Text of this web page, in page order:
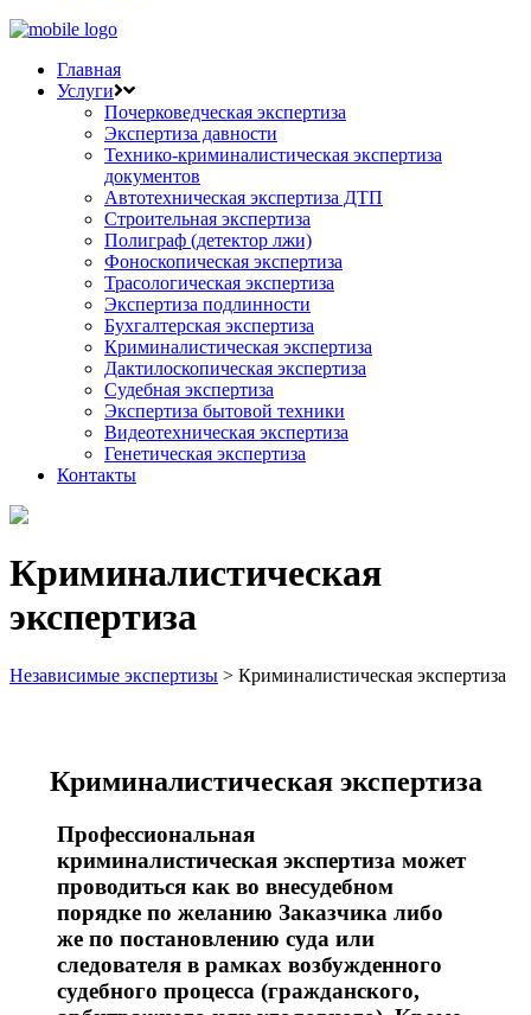
Главная
Услуги
Почерковедческая экспертиза
Экспертиза давности
Технико-криминалистическая экспертиза
документов
Автотехническая экспертиза ДТП
Строительная экспертиза
Полиграф (детектор лжи)
Фоноскопическая экспертиза
Трасологическая экспертиза
Экспертиза подлинности
Бухгалтерская экспертиза
Криминалистическая экспертиза
Дактилоскопическая экспертиза
Судебная экспертиза
Экспертиза бытовой техники
Видеотехническая экспертиза
Генетическая экспертиза
Контакты
Криминалистическая
экспертиза
Независимые экспертизы > Криминалистическая экспертиза
Криминалистическая экспертиза
Профессиональная
криминалистическая экспертиза может
проводиться как во внесудебном
порядке по желанию Заказчика либо
же по постановлению суда или
следователя в рамках возбужденного
судебного процесса (гражданского,